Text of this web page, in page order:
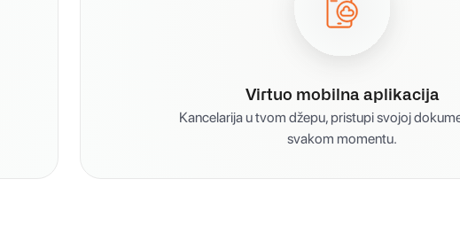
Virtuo mobilna aplikacija
Kancelarija u tvom džepu, pristupi svojoj
svakom momentu.